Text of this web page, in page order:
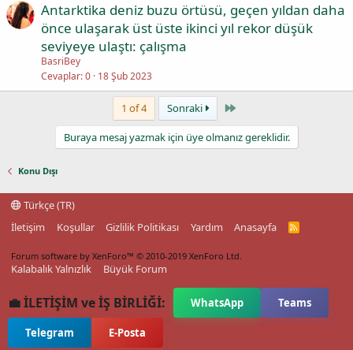
Antarktika deniz buzu örtüsü, geçen yıldan daha
önce ulaşarak üst üste ikinci yıl rekor düşük
seviyeye ulaştı: çalışma
BasriBey
Cevaplar 0 18 Şub 2023
1 of 4 Sonraki Last
Buraya mesaj yazmak için üye olmanız gereklidir.
Konu Dışı
Türkçe (TR)
İletişim
Koşullar Gizlilik Politikası Yardım Anasayfa
R
Forum software by XenForo™ © 2010-2019 XenForo Ltd.
Kalabalık Yalnızlık Büyük Forum
💼 İLETİŞİM ve İŞ BİRLİĞİ: WhatsApp Teams
Telegram E-Posta